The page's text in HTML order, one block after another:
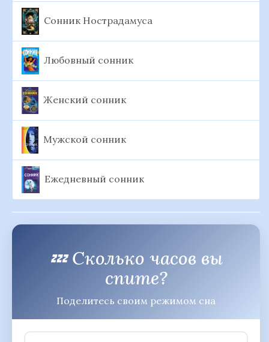
Сонник Нострадамуса
Любовный сонник
Женский сонник
Мужской сонник
Ежедневный сонник
💤 Сколько часов вы
спите?
Поделитесь своим режимом сна